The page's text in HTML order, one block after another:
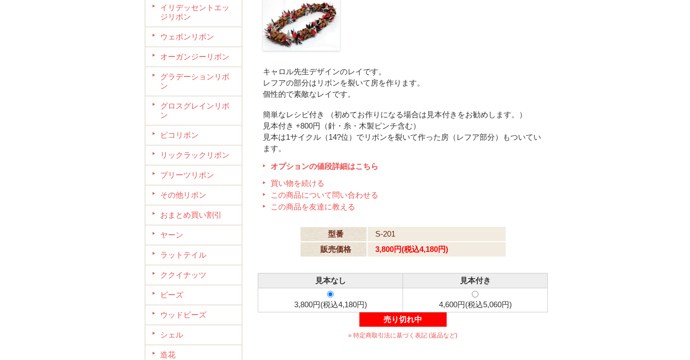
イリデッセントエッ
ジリボン
ウェボンリボン
オーガンジーリボン
グラデーションリボ
ン
グロスグレインリボ
ン
ピコリボン
リックラックリボン
プリーツリボン
その他リボン
おまとめ買い割引
ヤーン
ラットテイル
ククイナッツ
ビーズ
ウッドビーズ
シェル
造花
キャロル先生デザインのレイです。
レフアの部分はリボンを裂いて房を作ります。
個性的で素敵なレイです。
簡単なレシピ付き （初めてお作りになる場合は見本付きをお勧めします。）
見本付き +800円（針・糸・木製ピンチ含む）
見本は1サイクル（14?位）でリボンを裂いて作った房（レフア部分）もついてい
ます。
オプションの値段詳細はこちら
買い物を続ける
この商品について問い合わせる
この商品を友達に教える
型番
S-201
販売価格
3,800円(税込4,180円)
見本なし 見本付き
3,800円(税込4,180円)
4,600円(税込5,060円)
売り切れ中
» 特定商取引法に基づく表記 (返品など)